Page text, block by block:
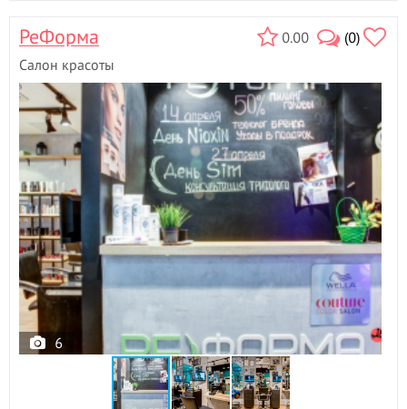
0.00 (0)
РеФорма
Салон красоты
6